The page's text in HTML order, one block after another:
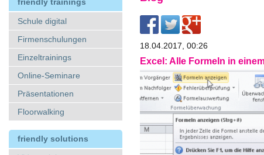
Schule digital
Firmenschulungen
Einzeltrainings
Online-Seminare
Präsentationen
Floorwalking
friendly solutions
18.04.2017, 00:26
Excel: Alle Formeln in